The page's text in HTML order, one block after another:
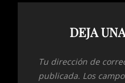
DEJA
Tu dirección de
publicada. Los